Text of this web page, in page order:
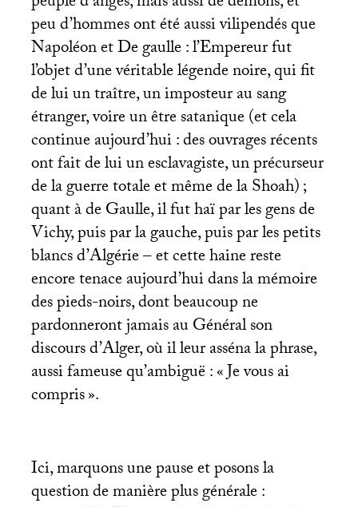
peu d’hommes ont été aussi vilipendés que
Napoléon et De gaulle : l’Empereur fut
l’objet d’une véritable légende noire, qui fit
de lui un traître, un imposteur au sang
étranger, voire un être satanique (et cela
continue aujourd’hui : des ouvrages récents
ont fait de lui un esclavagiste, un précurseur
de la guerre totale et même de la Shoah);
quant à de Gaulle, il fut haï par les gens de
Vichy, puis par la gauche, puis par les petits
blancs d’Algérie – et cette haine reste
encore tenace aujourd’hui dans la mémoire
des pieds-noirs, dont beaucoup ne
pardonneront jamais au Général son
discours d’Alger, où il leur asséna la phrase,
aussi fameuse qu’ambiguë : «Je vous ai
compris».
Ici, marquons une pause et posons la
question de manière plus générale :